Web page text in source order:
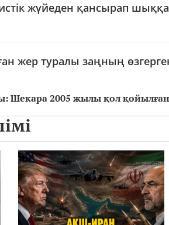
Шекара 2005 жылы қол
жүйеден қансырап
жер туралы заңның